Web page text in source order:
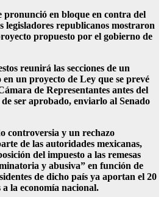
pronunció en bloque en contra del
legisladores republicanos mostraron
propuesto por el gobierno de
reunirá las secciones de un
un proyecto de Ley que se prevé
de Representantes antes del
ser aprobado, enviarlo al Senado
controversia y un rechazo
de las autoridades mexicanas,
del impuesto a las remesas
y abusiva” en función de
de dicho país ya aportan el 20
la economía nacional.